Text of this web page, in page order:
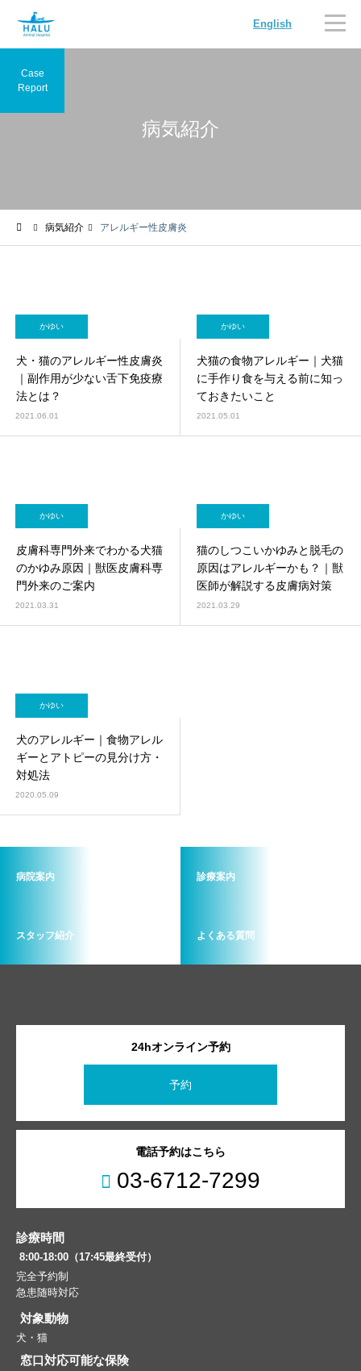
English
画像診断科 軟部外科
病気紹介
Case
Report
病気紹介 アレルギー性皮膚炎
かゆい
犬・猫のアレルギー性皮膚炎
｜副作用が少ない舌下免疫療
法とは？
2021.06.01
かゆい
犬猫の食物アレルギー｜犬猫
に手作り食を与える前に知っ
ておきたいこと
2021.05.01
かゆい
皮膚科専門外来でわかる犬猫
のかゆみ原因｜獣医皮膚科専
門外来のご案内
2021.03.31
かゆい
猫のしつこいかゆみと脱毛の
原因はアレルギーかも？｜獣
医師が解説する皮膚病対策
2021.03.29
かゆい
犬のアレルギー｜食物アレル
ギーとアトピーの見分け方・
対処法
2020.05.09
病院案内 診療案内
スタッフ紹介 よくある質問
24hオンライン予約
予約
電話予約はこちら
03-6712-7299
診療時間
8:00-18:00（17:45最終受付）
完全予約制
急患随時対応
対象動物
犬・猫
窓口対応可能な保険